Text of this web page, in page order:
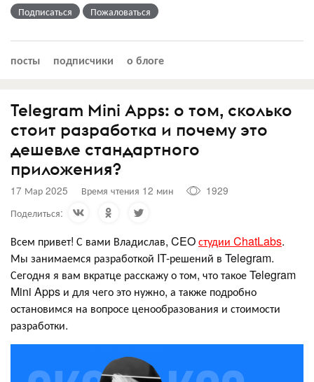
Подписаться Пожаловаться
посты подписчики о блоге
Telegram Mini Apps: о том, сколько
стоит разработка и почему это
дешевле стандартного
приложения?
17 Мар 2025 Время чтения 12 мин
1929
Поделиться:
Всем привет! С вами Владислав, CEOстудии ChatLabs.
Мы занимаемся разработкой IT-решений в Telegram.
Сегодня я вам вкратце расскажу о том, что такое Telegram
Mini Apps и для чего это нужно, а также подробно
остановимся на вопросе ценообразования и стоимости
разработки.